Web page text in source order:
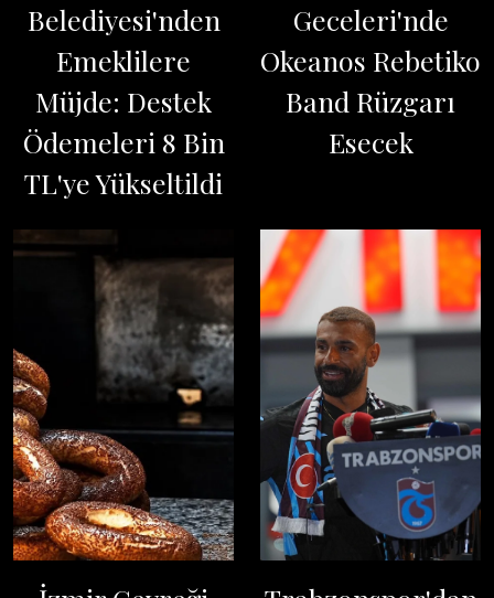
Belediyesi'nden
Emeklilere
Müjde: Destek
Ödemeleri 8 Bin
TL'ye Yükseltildi
Geceleri'nde
Okeanos Rebetiko
Band Rüzgarı
Esecek